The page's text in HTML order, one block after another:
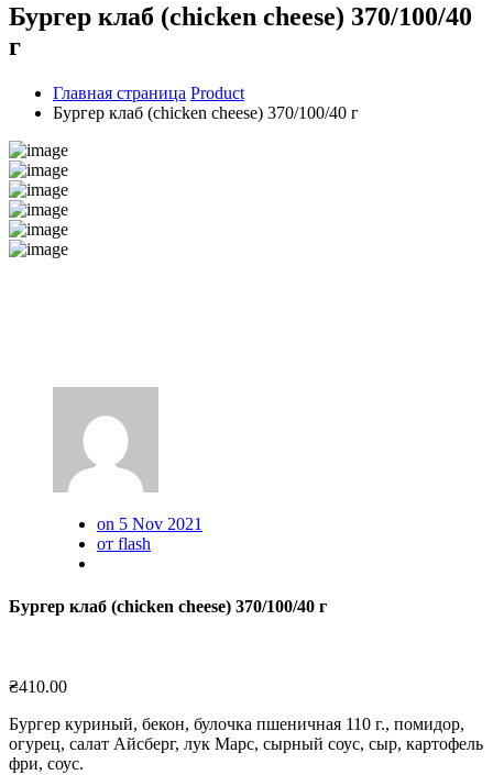
Бургер клаб (chicken cheese) 370/100/40
г
Главная страница Product
Бургер клаб (chicken cheese) 370/100/40 г
on 5 Nov 2021
от flash
Бургер клаб (chicken cheese) 370/100/40 г
₴410.00
Бургер куриный, бекон, булочка пшеничная 110 г., помидор,
огурец, салат Айсберг, лук Марс, сырный соус, сыр, картофель
фри, соус.